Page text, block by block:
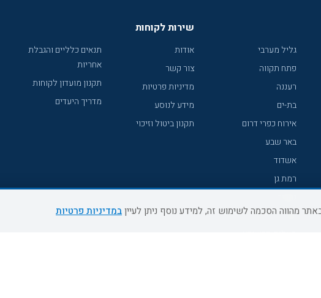
גליל מערבי
פתח תקווה
רעננה
בת-ים
אירוח כפרי דרום
באר שבע
אשדוד
רמת גן
עכו
שירות לקוחות
אודות
צור קשר
מדיניות פרטיות
מידע לנוסע
תקנון ביטול וזיכוי
תנאים כלליים והגבלת
אחריות
תקנון מועדון לקוחות
מדריך היעדים
במדיניות פרטיות